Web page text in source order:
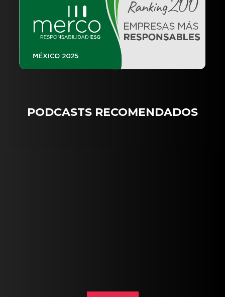
PODCASTS RECOMENDADOS